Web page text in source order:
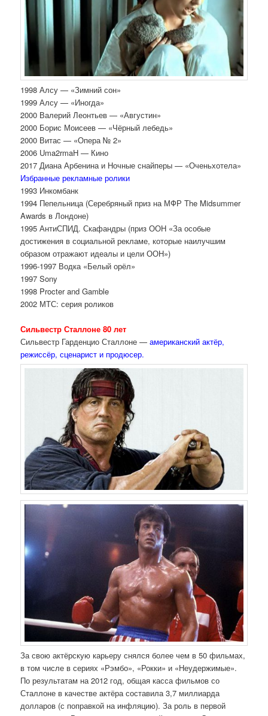
1998 Алсу — «Зимний сон»
1999 Алсу — «Иногда»
2000 Валерий Леонтьев — «Августин»
2000 Борис Моисеев — «Чёрный лебедь»
2000 Витас — «Опера № 2»
2006 Uma2rmaH — Кино
2017 Диана Арбенина и Ночные снайперы — «Оченьхотела»
Избранные рекламные ролики
1993 Инкомбанк
1994 Пепельница (Серебряный приз на МФР The Midsummer
Awards в Лондоне)
1995 АнтиСПИД. Скафандры (приз ООН «За особые
достижения в социальной рекламе, которые наилучшим
образом отражают идеалы и цели ООН»)
1996-1997 Водка «Белый орёл»
1997 Sony
1998 Procter and Gamble
2002 МТС: серия роликов
Сильвестр Сталлоне 80 лет
Сильвестр Гарденцио Сталлоне —американский актёр,
режиссёр, сценарист и продюсер.
За свою актёрскую карьеру снялся более чем в 50 фильмах,
в том числе в сериях «Рэмбо», «Рокки» и «Неудержимые».
По результатам на 2012 год, общая касса фильмов со
Сталлоне в качестве актёра составила 3,7 миллиарда
долларов (с поправкой на инфляцию). За роль в первой